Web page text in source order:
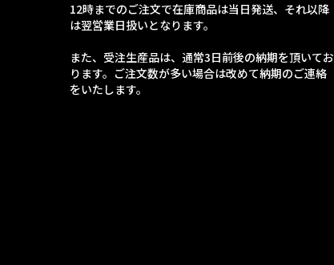
12時までのご注文で在庫商品は当日発送、それ以降
は翌営業日扱いとなります。
また、受注生産品は、通常3日前後の納期を頂いてお
ります。ご注文数が多い場合は改めて納期のご連絡
をいたします。